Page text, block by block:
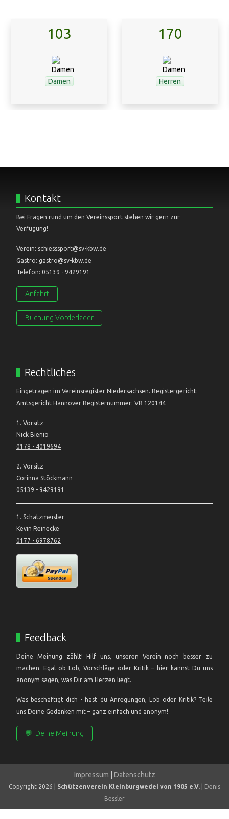
103
Damen
170
Herren
Kontakt
Bei Fragen rund um den Vereinssport stehen wir gern zur
Verfügung!
Verein: schiesssport@sv-kbw.de
Gastro: gastro@sv-kbw.de
Telefon: 05139 - 9429191
Anfahrt
Buchung Vorderlader
Rechtliches
Eingetragen im Vereinsregister Niedersachsen. Registergericht:
Amtsgericht Hannover Registernummer: VR 120144
1. Vorsitz
Nick Bienio
0178 - 4019694
2. Vorsitz
Corinna Stöckmann
05139 - 9429191
1. Schatzmeister
Kevin Reinecke
0177 - 6978762
Feedback
Deine Meinung zählt! Hilf uns, unseren Verein noch besser zu
machen. Egal ob Lob, Vorschläge oder Kritik – hier kannst Du uns
anonym sagen, was Dir am Herzen liegt.
Was beschäftigt dich - hast du Anregungen, Lob oder Kritik? Teile
uns Deine Gedanken mit – ganz einfach und anonym!
💬 Deine Meinung
Impressum Datenschutz
Copyright 2026 | Schützenverein Kleinburgwedel von 1905 e.V.
Denis
Bessler